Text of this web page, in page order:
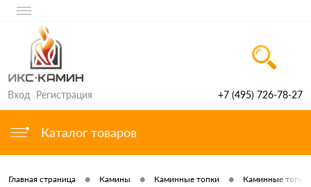
Вход Регистрация +7 (495) 726-78-27
Каталог товаров
Главная страница • Камины • Каминные топки • Каминные топки